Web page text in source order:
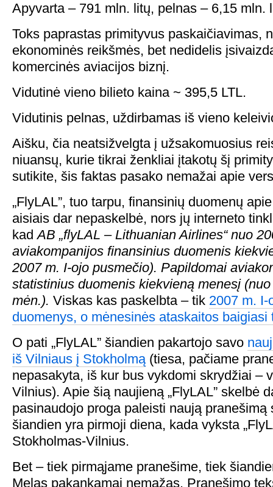
Apyvarta – 791 mln. litų, pelnas – 6,15 mln.
Toks paprastas primityvus paskaičiavimas,
ekonominės reikšmės, bet nedidelis
komercinės aviacijos biznį.
Vidutinė vieno bilieto kaina ~ 395,5 LTL.
Vidutinis pelnas, uždirbamas iš vieno
Aišku, čia neatsižvelgta į užsakomuosius
niuansų, kurie tikrai ženkliai įtakotų šį
sutikite, šis faktas pasako nemažai apie
„FlyLAL”, tuo tarpu, finansinių duomenų
aisiais dar nepaskelbė, nors jų interneto
kadAB „flyLAL – Lithuanian Airlines“ nuo
aviakompanijos finansinius duomenis
2007 m. I-ojo pusmečio). Papildomai
statistinius duomenis kiekvieną menesį
mėn.). Viskas kas paskelbta – tik 2007 m. I-
duomenys, o mėnesinės ataskaitos baigiasi
O pati „FlyLAL” šiandien pakartojo savo
iš Vilniaus į Stokholmą(tiesa, pačiame
nepasakyta, iš kur bus vykdomi skrydžiai –
Vilnius). Apie šią naujieną „FlyLAL” skelbė
pasinaudojo proga paleisti naują pranešimą
šiandien yra pirmoji diena, kada vyksta
Stokholmas-Vilnius.
Bet – tiek pirmąjame pranešime, tiek
Melas pakankamai nemažas. Pranešimo